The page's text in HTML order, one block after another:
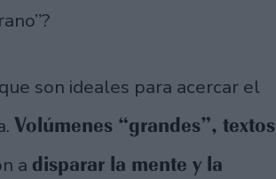
que son ideales para acercar el
Volúmenes “grandes”, textos
a disparar la mente y la